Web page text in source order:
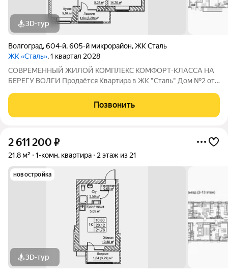
3D-тур
Волгоград,604-й,605-й микрорайон,ЖК Сталь
ЖК «Сталь», 1 квартал 2028
COBPЕМЕНHЫЙ ЖИЛОЙ КОМПЛЕКС КОМФОPT-KЛАСCA HA
БEРЕГУ ВОЛГИ Продaётся Квартирa в ЖК "Сталь" Дом №2 от
комплексе «Сталь» в Кpacнoapмейском райoне горoдa
Волгогpадa. Застройщик более чем с
Позвонить
2 611 200 ₽
21,8 м² 1-комн. квартира 2 этаж из 21
новостройка
3D-тур